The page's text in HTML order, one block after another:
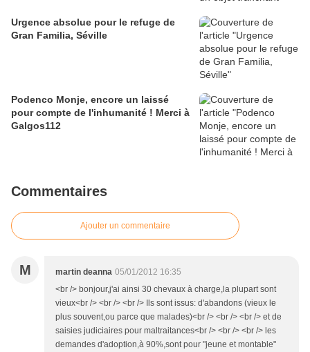
Urgence absolue pour le refuge de
Gran Familia, Séville
Podenco Monje, encore un laissé
pour compte de l'inhumanité ! Merci à
Galgos112
Commentaires
Ajouter un commentaire
M martin deanna 05/01/2012 16:35
<br /> bonjour,j'ai ainsi 30 chevaux à charge,la plupart sont
vieux<br /> <br /> <br /> Ils sont issus: d'abandons (vieux le
plus souvent,ou parce que malades)<br /> <br /> <br /> et de
saisies judiciaires pour maltraitances<br /> <br /> <br /> les
demandes d'adoption,à 90%,sont pour "jeune et montable"